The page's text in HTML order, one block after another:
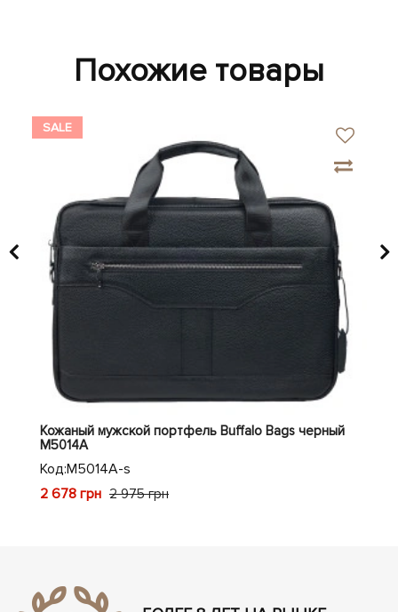
Похожие товары
SALE
Кожаный мужской портфель Buffalo Bags черный
M5014A
Код:M5014A-s
2 678 грн 2 975 грн